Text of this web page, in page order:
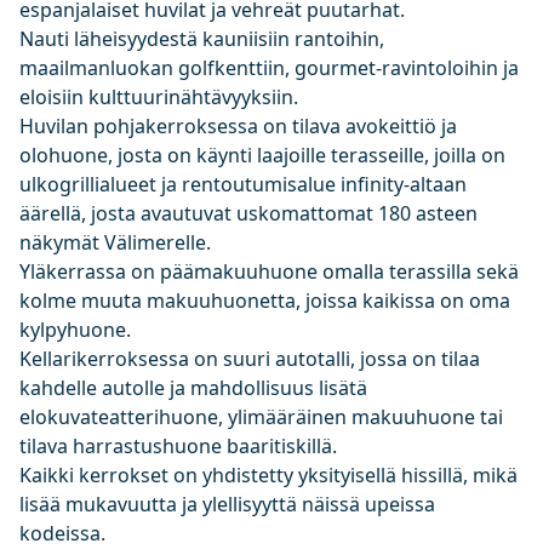
espanjalaiset huvilat ja vehreät puutarhat.
Nauti läheisyydestä kauniisiin rantoihin,
maailmanluokan golfkenttiin, gourmet-ravintoloihin ja
eloisiin kulttuurinähtävyyksiin.
Huvilan pohjakerroksessa on tilava avokeittiö ja
olohuone, josta on käynti laajoille terasseille, joilla on
ulkogrillialueet ja rentoutumisalue infinity-altaan
äärellä, josta avautuvat uskomattomat 180 asteen
näkymät Välimerelle.
Yläkerrassa on päämakuuhuone omalla terassilla sekä
kolme muuta makuuhuonetta, joissa kaikissa on oma
kylpyhuone.
Kellarikerroksessa on suuri autotalli, jossa on tilaa
kahdelle autolle ja mahdollisuus lisätä
elokuvateatterihuone, ylimääräinen makuuhuone tai
tilava harrastushuone baaritiskillä.
Kaikki kerrokset on yhdistetty yksityisellä hissillä, mikä
lisää mukavuutta ja ylellisyyttä näissä upeissa
kodeissa.